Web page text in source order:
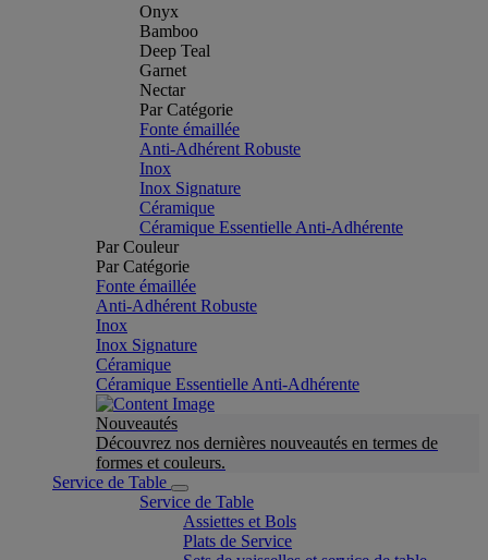
Onyx
Bamboo
Deep Teal
Garnet
Nectar
Par Catégorie
Fonte émaillée
Anti-Adhérent Robuste
Inox
Inox Signature
Céramique
Céramique Essentielle Anti-Adhérente
Par Couleur
Par Catégorie
Fonte émaillée
Anti-Adhérent Robuste
Inox
Inox Signature
Céramique
Céramique Essentielle Anti-Adhérente
Nouveautés
Découvrez nos dernières nouveautés en termes de
formes et couleurs.
Service de Table
Service de Table
Assiettes et Bols
Plats de Service